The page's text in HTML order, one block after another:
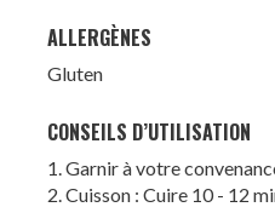
ALLERGÈNES
Gluten
CONSEILS D’UTILISATION
1. Garnir à votre
2. Cuisson : Cuire 10 - 12